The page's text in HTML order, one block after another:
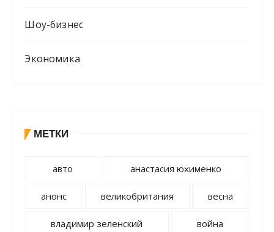
Шоу-бизнес
Экономика
МЕТКИ
авто анастасия юхименко
анонс великобритания весна
владимир зеленский война